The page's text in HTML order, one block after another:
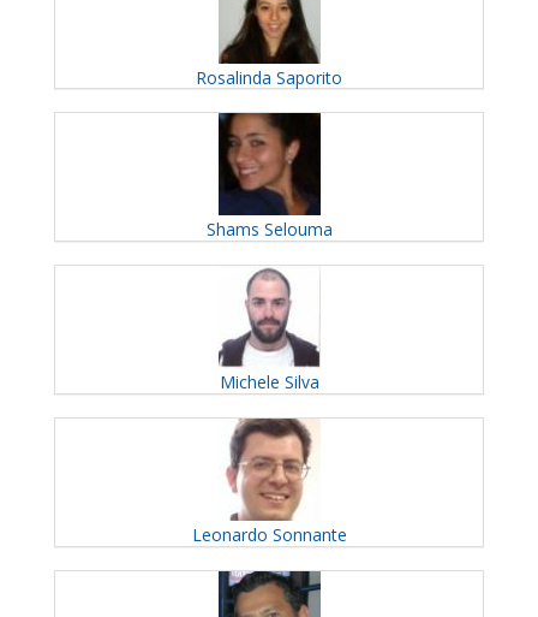
Rosalinda Saporito
Shams Selouma
Michele Silva
Leonardo Sonnante